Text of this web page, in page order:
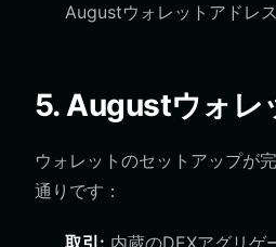
Augustウォレットアドレ
5. Augustウォレ
ウォレットのセットアップが
通りです：
取引: 内蔵のDEXアグリゲ